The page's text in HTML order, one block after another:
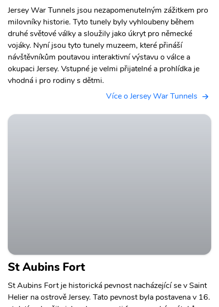
Jersey War Tunnels jsou nezapomenutelným zážitkem pro
milovníky historie. Tyto tunely byly vyhloubeny během
druhé světové války a sloužily jako úkryt pro německé
vojáky. Nyní jsou tyto tunely muzeem, které přináší
návštěvníkům poutavou interaktivní výstavu o válce a
okupaci Jersey. Vstupné je velmi přijatelné a prohlídka je
vhodná i pro rodiny s dětmi.
Více o Jersey War Tunnels
St Aubins Fort
St Aubins Fort je historická pevnost nacházející se v Saint
Helier na ostrově Jersey. Tato pevnost byla postavena v 16.